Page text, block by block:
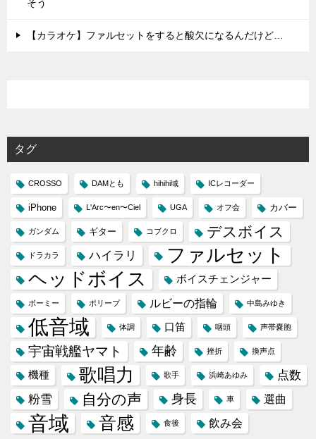
そう
【カラオケ】ファルセットをすると酸欠になるんだけど…
タグ
CROSSO DAMとも hihihi域 ICレコーダー
iPhone L'Arc〜en〜Ciel UGA オフ会 カバー
ガンダム ギター コブクロ デスボイス
ドラカラ ハイラリ
ファルセット
ヘッドボイス
ボイスチェンジャー
ボーミー ポリープ ルビーの指輪 中島みゆき
低音域 体調 口笛 咽頭 声帯嚢胞
宇宙戦艦ヤマト 年齢 挫折 換声点
機種 歌唱力 歌手 浜崎あゆみ
点数
粉雪
自分の声 身長 車 選曲
音域 音感 食後 飲み会